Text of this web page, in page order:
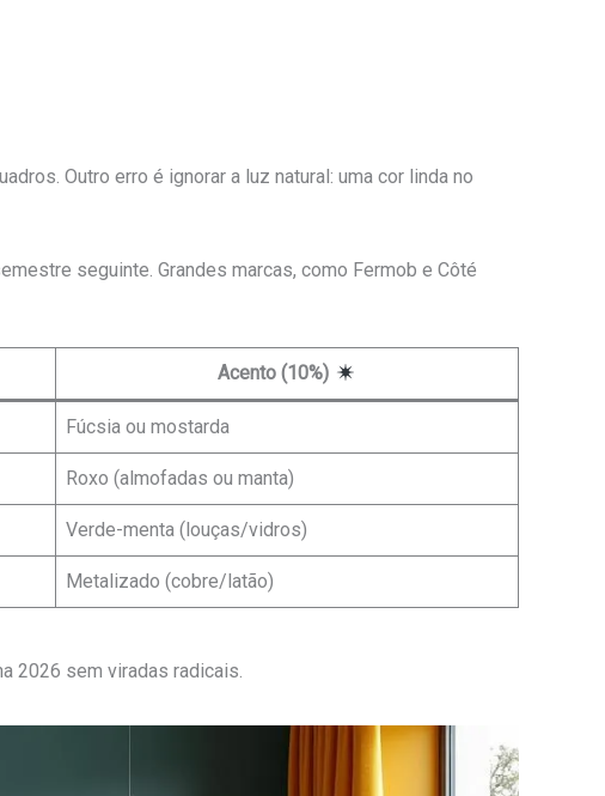
Outro erro é ignorar a luz natural: uma cor linda no
seguinte. Grandes marcas, como Fermob e Côté
Acento (10%)
Fúcsia ou mostarda
Roxo (almofadas ou manta)
Verde-menta (louças/vidros)
Metalizado (cobre/latão)
2026 sem viradas radicais.